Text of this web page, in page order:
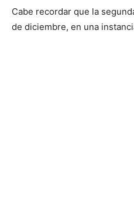
Cabe recordar que la
de diciembre, en una